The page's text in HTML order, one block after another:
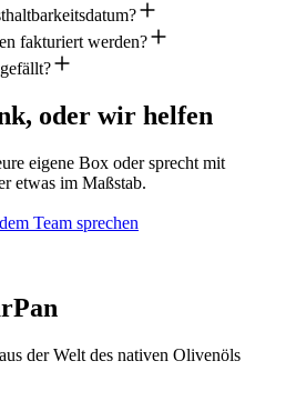
fakturiert werden?
oder wir helfen
eigene Box oder sprecht mit
etwas im Maßstab.
Team sprechen
der Welt des nativen Olivenöls